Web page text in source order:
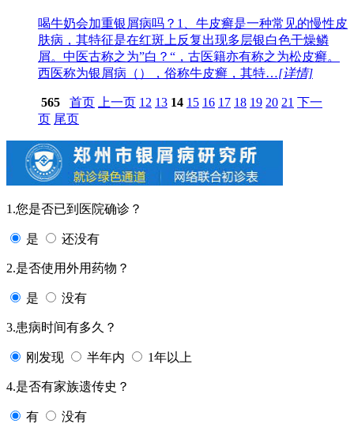
喝牛奶会加重银屑病吗？1、牛皮癣是一种常见的慢性皮
肤病，其特征是在红斑上反复出现多层银白色干燥鳞
屑。中医古称之为”白？“，古医籍亦有称之为松皮癣。
西医称为银屑病（），俗称牛皮癣，其特…[详情]
565 首页 上一页 12 13 14 15 16 17 18 19 20 21 下一
页 尾页
1.您是否已到医院确诊？
是 还没有
2.是否使用外用药物？
是 没有
3.患病时间有多久？
刚发现 半年内 1年以上
4.是否有家族遗传史？
有 没有